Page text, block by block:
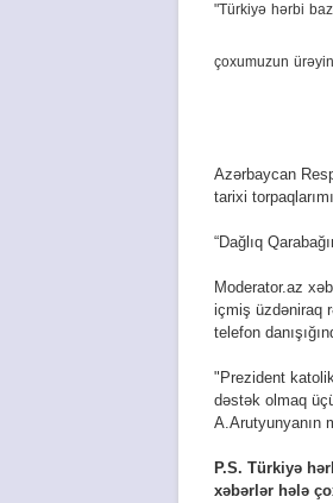
"Türkiyə hərbi
çoxumuzun
Azərbaycan
tarixi
“Dağlıq
Moderator.az
içmiş üzdəniraq
telefon
"Prezident
dəstək olmaq
A.Arutyunyanın
P.S. Türkiyə
xəbərlər hələ